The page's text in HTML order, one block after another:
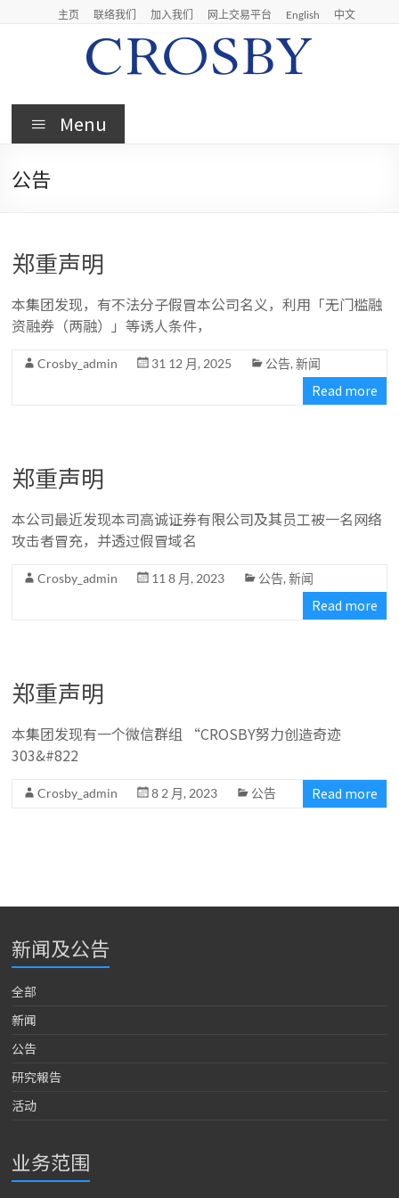
主页 联络我们 加入我们 网上交易平台 English 中文
Crosby
Crosby
Limited
Menu
公告
郑重声明
本集团发现，有不法分子假冒本公司名义，利用「无门槛融
资融券（两融）」等诱人条件，
Crosby_admin 31 12 月, 2025 公告,新闻
Read more
郑重声明
本公司最近发现本司高诚证券有限公司及其员工被一名网络
攻击者冒充，并透过假冒域名
Crosby_admin 11 8 月, 2023 公告,新闻
Read more
郑重声明
本集团发现有一个微信群组 “CROSBY努力创造奇迹
303&#822
Crosby_admin 8 2 月, 2023 公告 Read more
新闻及公告
全部
新闻
公告
研究報告
活动
业务范围